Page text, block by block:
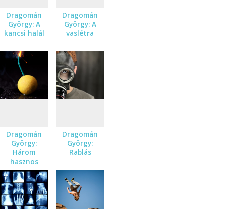
Dragomán
György: A
kancsi halál
Dragomán
György: A
vaslétra
Dragomán
György:
Három
hasznos
recept
Dragomán
György:
Rablás